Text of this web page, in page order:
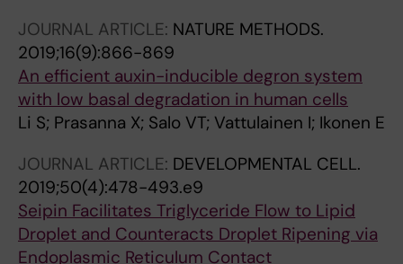
JOURNAL ARTICLE: NATURE METHODS.
2019;16(9):866-869
An efficient auxin-inducible degron system
with low basal degradation in human cells
Li S; Prasanna X; Salo VT; Vattulainen I; Ikonen E
JOURNAL ARTICLE: DEVELOPMENTAL CELL.
2019;50(4):478-493.e9
Seipin Facilitates Triglyceride Flow to Lipid
Droplet and Counteracts Droplet Ripening via
Endoplasmic Reticulum Contact